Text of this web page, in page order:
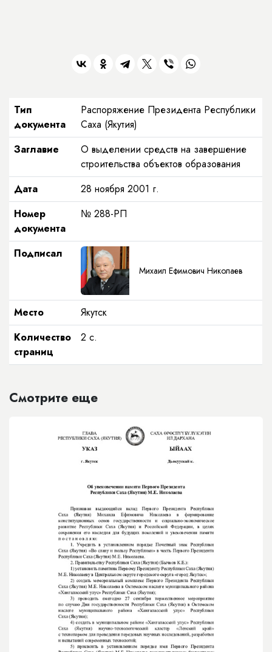
Тип
документа
Распоряжение Президента Республики
Саха (Якутия)
Заглавие
О выделении средств на завершение
строительства объектов образования
Дата
28 ноября 2001 г.
Номер
документа
№ 288-РП
Подписал
Михаил Ефимович Николаев
Место
Якутск
Количество
страниц
2 с.
Смотрите еще